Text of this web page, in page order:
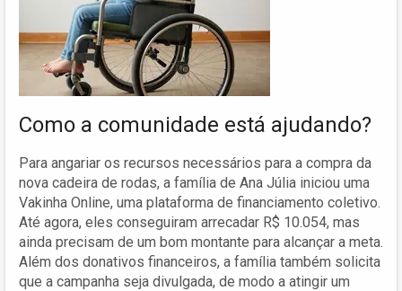
Como a comunidade está ajudando?
Para angariar os recursos necessários para a compra da
nova cadeira de rodas, a família de Ana Júlia iniciou uma
Vakinha Online, uma plataforma de financiamento coletivo.
Até agora, eles conseguiram arrecadar R$ 10.054, mas
ainda precisam de um bom montante para alcançar a meta.
Além dos donativos financeiros, a família também solicita
que a campanha seja divulgada, de modo a atingir um